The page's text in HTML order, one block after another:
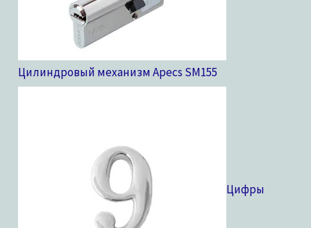
Цилиндровый механизм Apecs SM155
Цифры